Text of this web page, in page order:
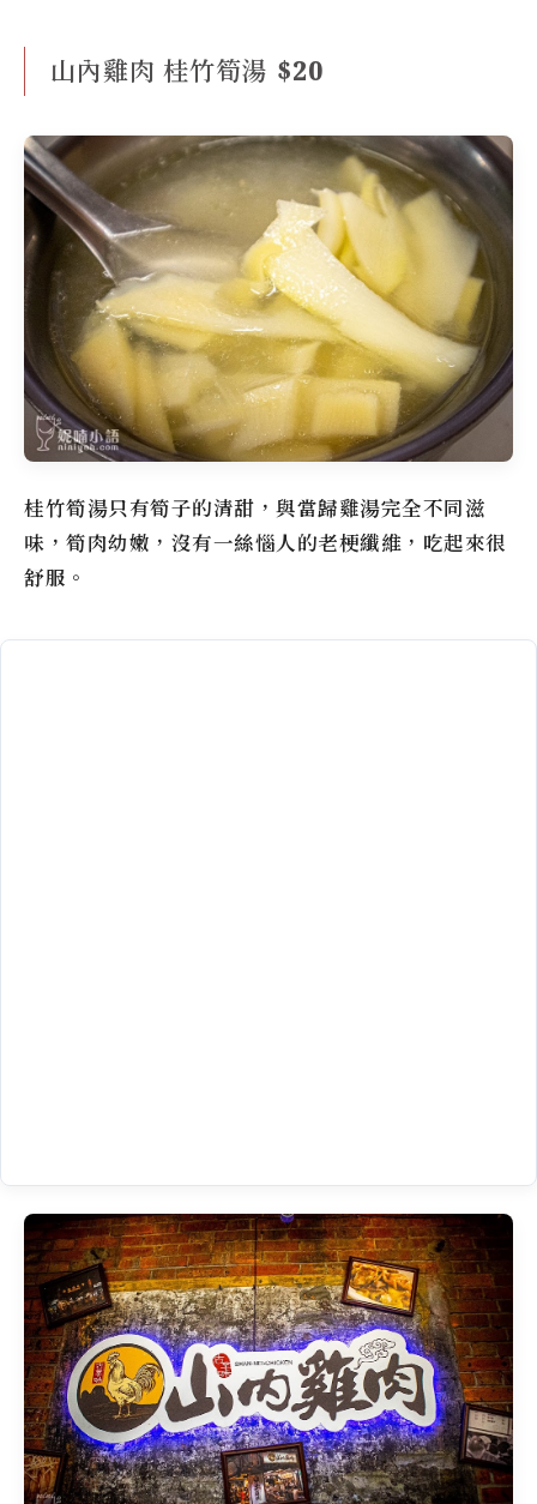
山內雞肉 桂竹筍湯 $20
桂竹筍湯只有筍子的清甜，與當歸雞湯完全不同滋
味，筍肉幼嫩，沒有一絲惱人的老梗纖維，吃起來很
舒服。